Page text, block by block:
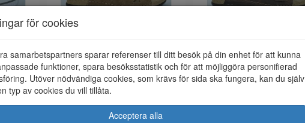
Rohde
1 000 kr
MER INFORMATION
Rohde
1 000 kr
MER INFORMATION
för cookies
samarbetspartners sparar referenser till ditt besök på din enhet för att kunna
funktioner, spara besöksstatistik och för att möjliggöra personifierad
Utöver nödvändiga cookies, som krävs för sida ska fungera, kan du själv
typ av cookies du vill tillåta.
Acceptera alla